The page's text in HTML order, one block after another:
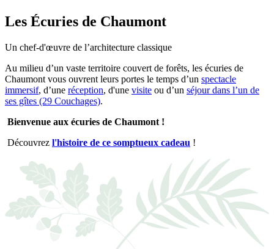
Les Écuries de Chaumont
Un chef-d'œuvre de l’architecture classique
Au milieu d’un vaste territoire couvert de forêts, les écuries de
Chaumont vous ouvrent leurs portes le temps d’un spectacle
immersif, d’une réception, d'une visite ou d’un séjour dans l’un de
ses gîtes (29 Couchages).
Bienvenue aux écuries de Chaumont !
Découvrez l'histoire de ce somptueux cadeau !